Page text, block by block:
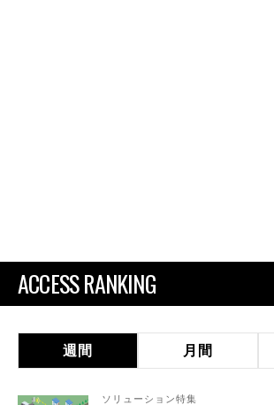
ACCESS RANKING
週間 月間
ソリューション特集